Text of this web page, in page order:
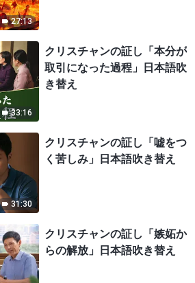
27:13
33:16
クリスチャンの証し「本分が
取引になった過程」日本語吹
き替え
31:30
クリスチャンの証し「嘘をつ
く苦しみ」日本語吹き替え
クリスチャンの証し「嫉妬か
らの解放」日本語吹き替え